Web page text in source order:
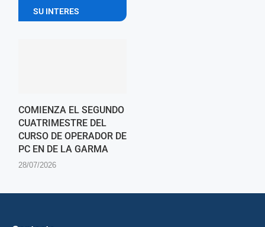
SU INTERES
COMIENZA EL SEGUNDO
CUATRIMESTRE DEL
CURSO DE OPERADOR DE
PC EN DE LA GARMA
28/07/2026